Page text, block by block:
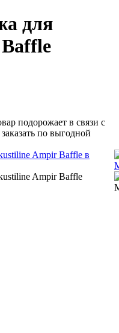
для
подорожает в связи с
по выгодной